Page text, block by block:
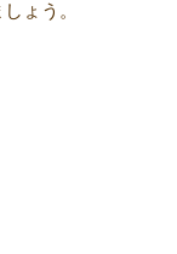
ょう。